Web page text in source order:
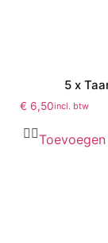
5 x
€ 6,50incl. btw